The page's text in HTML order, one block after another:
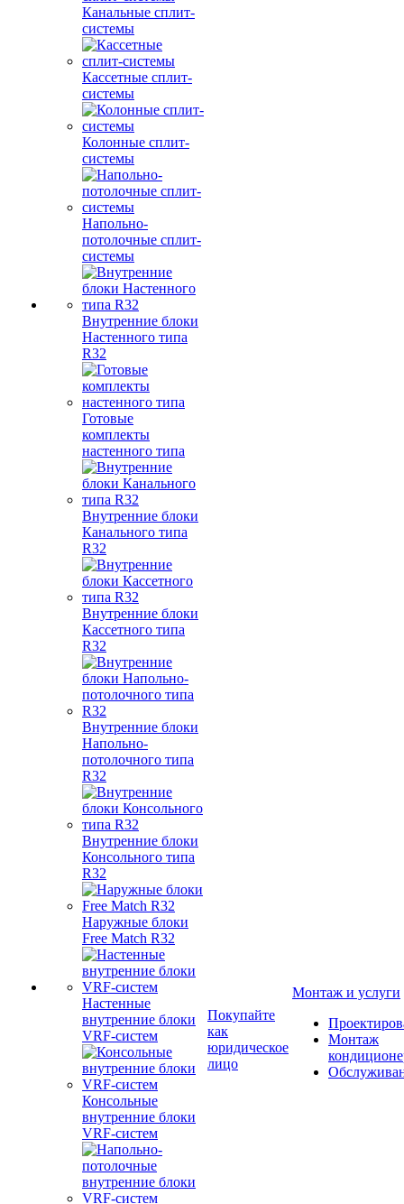
Канальные сплит-
системы
Кассетные сплит-
системы
Колонные сплит-
системы
Напольно-
потолочные сплит-
системы
Внутренние блоки
Настенного типа
R32
Готовые
комплекты
настенного типа
Внутренние блоки
Канального типа
R32
Внутренние блоки
Кассетного типа
R32
Внутренние блоки
Напольно-
потолочного типа
R32
Внутренние блоки
Консольного типа
R32
Наружные блоки
Free Match R32
Настенные
внутренние блоки
VRF-систем
Консольные
внутренние блоки
VRF-систем
Покупайте
как
юридическое
лицо
Монтаж и услуги
Монтаж